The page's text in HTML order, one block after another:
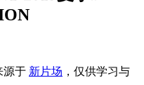
源于 新片场 ，仅供学习与